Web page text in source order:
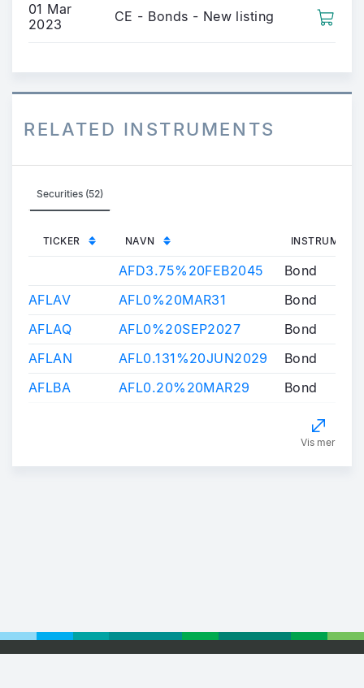
01 Mar
2023
CE - Bonds - New listing
RELATED INSTRUMENTS
Securities (52)
TICKER NAVN
AFD3.75%20FEB2045
Bond
AFLAV
AFL0%20MAR31
Bond
AFLAQ
AFL0%20SEP2027
Bond
AFLAN
AFL0.131%20JUN2029
Bond
AFLBA
AFL0.20%20MAR29 Bond
Vis mer